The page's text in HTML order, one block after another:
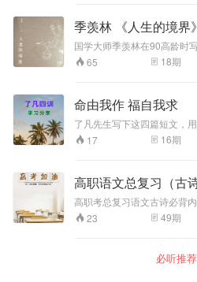
定“孝”是上天所定的规范，“
之义也，人之行也。”指出孝
之行，莫大于孝”，国君可以
能够用孝立身理家。《孝经》
起来，认为“忠”是“孝”的发展
和方法也作了系统而详细的规定！
把“孝”贯串于人的一切行为之
之父母，不敢毁伤”，是孝之
于后世，以显父母”，是孝之终
季羡林 《人生的境界》
国学大师季羡林在90高龄时
超然的哲思智慧就像黑夜里
生的方向，返璞归真的文学
境界》。
65 18期
命由我作 福自我求
了凡先生写下这四篇短文，用
来广流传于世，就是「了凡
戒他的儿子袁天启，认识命
种的经验教训。是一本人人
17 16期
高职语文总复习（古
高职考总复习语文古诗必背内
有侵权，请站内联系我撤销。
23 49期
必听推荐